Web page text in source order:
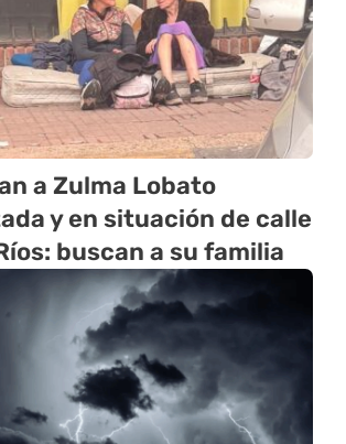
a Zulma Lobato
y en situación de calle
buscan a su familia